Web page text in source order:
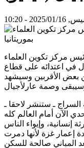
01/16 - 10:20
مركز تكوين العلماء
في اعتدائه على قطاع
بعض الأقربين وسيشهد
ـ ستنشر لاحقا ـ
الآن أمام العالم كله
وإيواء الناس
إعمار غزة لأنها دمرت